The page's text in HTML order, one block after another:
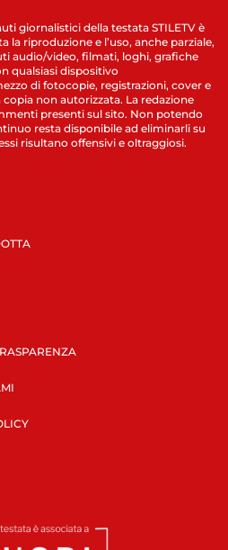
giornalistici della testata STILETV è
la riproduzione e l’uso, anche parziale,
audio/video, filmati, loghi, grafiche
qualsiasi dispositivo
di fotocopie, registrazioni, cover e
non autorizzata. La redazione
presenti sul sito. Non potendo
resta disponibile ad eliminarli su
risultano offensivi e oltraggiosi.